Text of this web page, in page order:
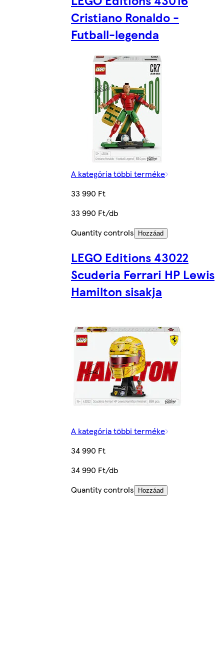
Cristiano Ronaldo -
Futball-legenda
A kategória többi terméke
33 990 Ft
33 990 Ft/db
Quantity controls
Hozzáad
LEGO Editions 43022
Scuderia Ferrari HP Lewis
Hamilton sisakja
A kategória többi terméke
34 990 Ft
34 990 Ft/db
Quantity controls
Hozzáad